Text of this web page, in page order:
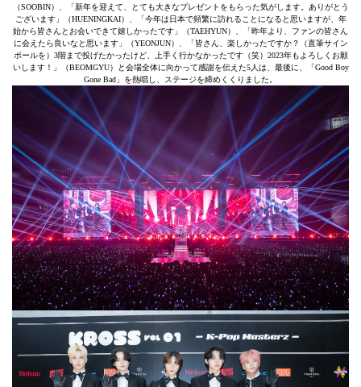
（SOOBIN）、「新年を迎えて、とても⼤きなプレゼントをもらった気がします。ありがとう
ございます」（HUENINGKAI）、「今年は⽇本で頻繁に訪れることになると思いますが、年
始から皆さんとお会いできて嬉しかったです」（TAEHYUN）、「昨年より、ファンの皆さん
に会えたら良いなと思います」（YEONJUN）、「皆さん、楽しかったですか？（直筆サイン
ボールを）3階まで投げたかったけど、上⼿く⾏かなかったです（笑）2023年もよろしくお願
いします！」（BEOMGYU）と会場全体に向かって感謝を伝えた5⼈は、最後に、「Good Boy
Gone Bad」を熱唱し、ステージを締めくくりました。